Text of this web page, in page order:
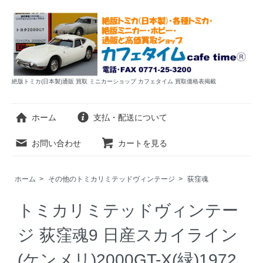
絶版トミカ(日本製)通販 買取 ミニカーショップ カフェタイム 買取価格表掲載
ホーム 支払・配送について
お問い合わせ カートを見る
ホーム > その他のトミカリミテッドヴィンテージ > 荻窪魂
トミカリミテッドヴィンテー
ジ 荻窪魂9 日産スカイライン